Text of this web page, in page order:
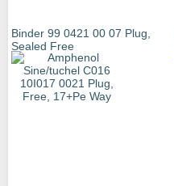
Binder 99 0421 00 07 Plug,
Sealed Free